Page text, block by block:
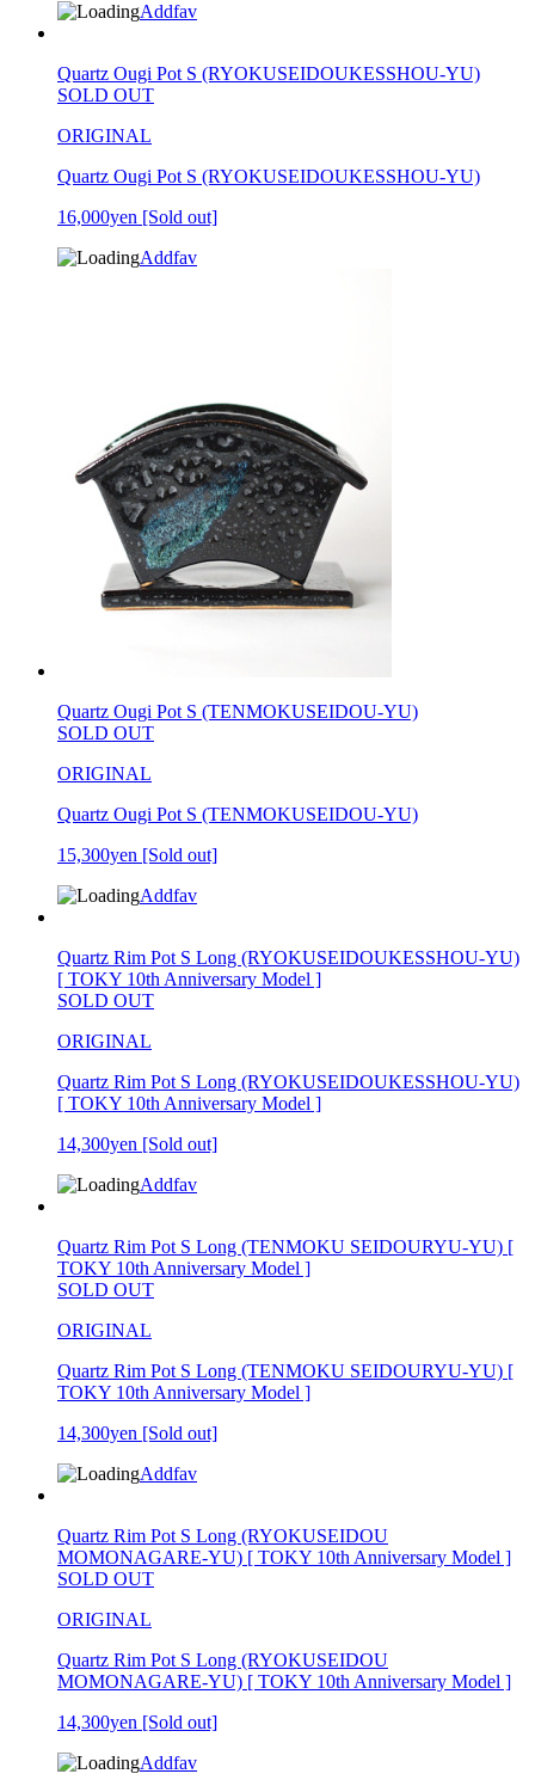
Addfav
Quartz Ougi Pot S (RYOKUSEIDOUKESSHOU-YU)
SOLD OUT
ORIGINAL
Quartz Ougi Pot S (RYOKUSEIDOUKESSHOU-YU)
16,000yen [Sold out]
Addfav
Quartz Ougi Pot S (TENMOKUSEIDOU-YU)
SOLD OUT
ORIGINAL
Quartz Ougi Pot S (TENMOKUSEIDOU-YU)
15,300yen [Sold out]
Addfav
Quartz Rim Pot S Long (RYOKUSEIDOUKESSHOU-YU)
[ TOKY 10th Anniversary Model ]
SOLD OUT
ORIGINAL
Quartz Rim Pot S Long (RYOKUSEIDOUKESSHOU-YU)
[ TOKY 10th Anniversary Model ]
14,300yen [Sold out]
Addfav
Quartz Rim Pot S Long (TENMOKU SEIDOURYU-YU) [
TOKY 10th Anniversary Model ]
SOLD OUT
ORIGINAL
Quartz Rim Pot S Long (TENMOKU SEIDOURYU-YU) [
TOKY 10th Anniversary Model ]
14,300yen [Sold out]
Addfav
Quartz Rim Pot S Long (RYOKUSEIDOU
MOMONAGARE-YU) [ TOKY 10th Anniversary Model ]
SOLD OUT
ORIGINAL
Quartz Rim Pot S Long (RYOKUSEIDOU
MOMONAGARE-YU) [ TOKY 10th Anniversary Model ]
14,300yen [Sold out]
Addfav